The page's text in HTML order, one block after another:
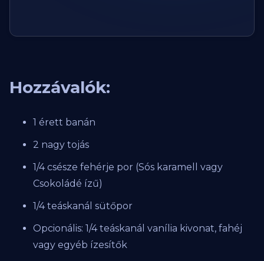
Hozzávalók:
1 érett banán
2 nagy tojás
1/4 csésze fehérje por (Sós karamell vagy
Csokoládé ízű)
1/4 teáskanál sütőpor
Opcionális: 1/4 teáskanál vanília kivonat, fahéj
vagy egyéb ízesítők